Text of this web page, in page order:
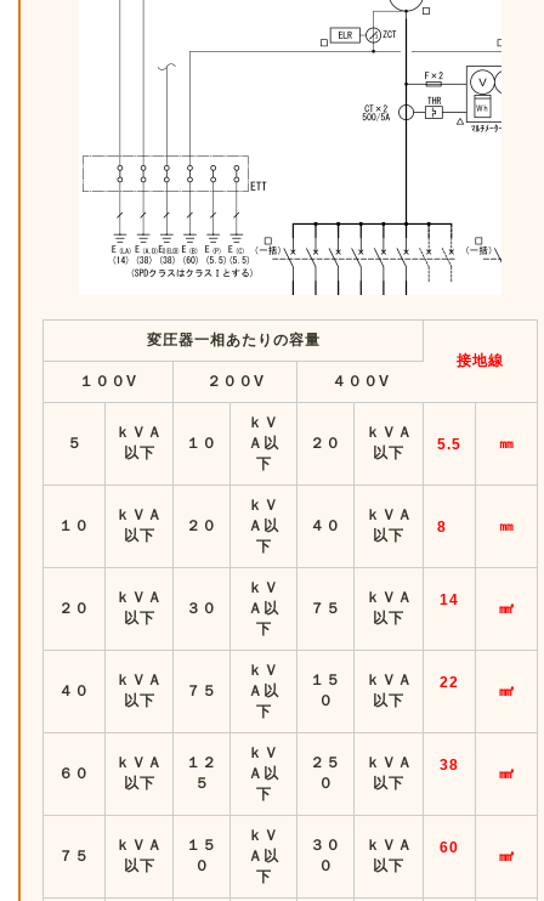
変圧器一相あたりの容量
接地線
１００V
２００V ４００V
５
ｋＶＡ
以下
１０
ｋＶ
Ａ以
下
２０
ｋＶＡ
以下
5.5 ㎜
１０
ｋＶＡ
以下
２０
ｋＶ
Ａ以
下
４０
ｋＶＡ
以下
8 ㎜
２０
ｋＶＡ
以下
３０
ｋＶ
Ａ以
下
７５
ｋＶＡ
以下
14 ㎟
４０
ｋＶＡ
以下
７５
ｋＶ
Ａ以
下
１５
０
ｋＶＡ
以下
22 ㎟
６０
ｋＶＡ
以下
１２
５
ｋＶ
Ａ以
下
２５
０
ｋＶＡ
以下
38 ㎟
７５
ｋＶＡ
以下
１５
０
ｋＶ
Ａ以
下
３０
０
ｋＶＡ
以下
60 ㎟